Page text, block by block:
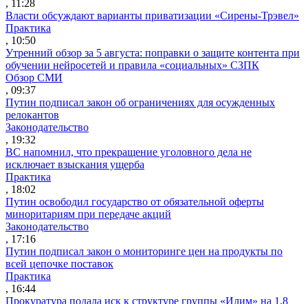
, 11:28
Власти обсуждают варианты приватизации «Сирены-Трэвел»
Практика
, 10:50
Утренний обзор за 5 августа: поправки о защите контента при
обучении нейросетей и правила «социальных» СЗПК
Обзор СМИ
, 09:37
Путин подписал закон об ограничениях для осужденных
релокантов
Законодательство
, 19:32
ВС напомнил, что прекращение уголовного дела не
исключает взыскания ущерба
Практика
, 18:02
Путин освободил государство от обязательной оферты
миноритариям при передаче акций
Законодательство
, 17:16
Путин подписал закон о мониторинге цен на продукты по
всей цепочке поставок
Практика
, 16:44
Прокуратура подала иск к структуре группы «Илим» на 1,8